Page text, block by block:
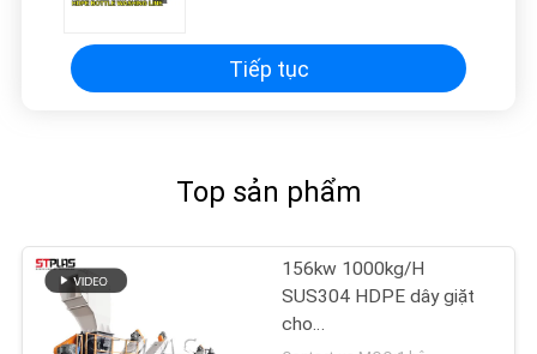
Tiếp tục
Top sản phẩm
156kw 1000kg/H
SUS304 HDPE dây giặt
cho